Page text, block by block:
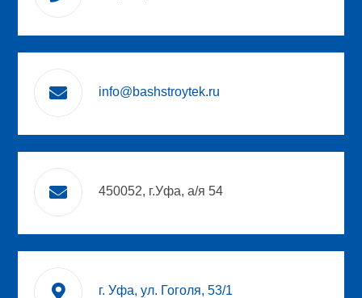
info@bashstroytek.ru
450052, г.Уфа, а/я 54
г. Уфа, ул. Гоголя, 53/1